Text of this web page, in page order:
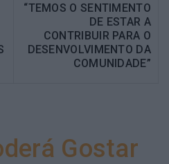
“TEMOS O SENTIMENTO
DE ESTAR A
CONTRIBUIR PARA O
DESENVOLVIMENTO DA
COMUNIDADE”
Gostar